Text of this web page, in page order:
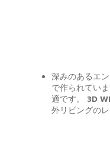
深みのあるエ
で作られていま
適です。 3D
外リビングの